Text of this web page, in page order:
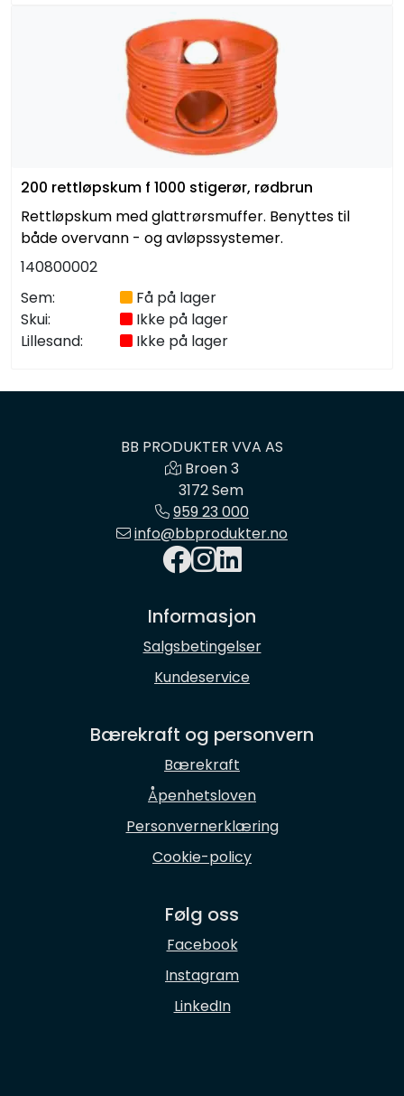
200 rettløpskum f 1000 stigerør, rødbrun
Rettløpskum med glattrørsmuffer. Benyttes til
både overvann - og avløpssystemer.
140800002
Sem:
Få på lager
Skui:
Ikke på lager
Lillesand:
Ikke på lager
BB PRODUKTER VVA AS
Broen 3
3172 Sem
959 23 000
info@bbprodukter.no
Informasjon
Salgsbetingelser
Kundeservice
Bærekraft og personvern
Bærekraft
Åpenhetsloven
Personvernerklæring
Cookie-policy
Følg oss
Facebook
Instagram
LinkedIn